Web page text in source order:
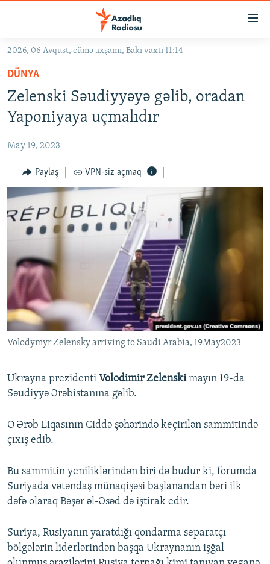
Əsas
qayıt
Əsas
naviqasiyaya
qayıt
#İZAHLA
#ƏSLINDƏ
FƏRQƏ BAX
QANUNI DOĞRU
ARAŞDIRMA
MULTIMEDIA
VIDEO
FOTOQALEREYA
İNFOQRAFIKA
KARIKATURA
RADIO ARXIV
OXU ZALI
AZƏRBAYCAN ƏDƏBIYYATI KITABXANASI
İSLAM VƏ DEMOKRATIYA
İZ - MƏDƏNIYYƏT PROQRAMI
HAQQIMIZDA
MISSIYAMIZ
PEŞƏ ETIKASI VƏ JURNALISTIKA STANDARTLARIMIZ
MATERIALLARIMIZDAN ISTIFADƏ
AZADLIQRADIOSU MOBIL TELEFONUNUZDA
XƏBƏR BÜLLETENLƏRIMIZ
BIZI IZLƏ
RFE/RL-in bütün saytları
2026, 06 Avqust, cümə axşamı, Bakı vaxtı 11:14
DÜNYA
Zelenski Səudiyyəyə gəlib, oradan
Yaponiyaya uçmalıdır
May 19, 2023
Paylaş VPN-siz açmaq
Volodymyr Zelensky arriving to Saudi Arabia, 19May2023
Ukrayna prezidenti Volodimir Zelenskimayın 19-da
Səudiyyə Ərəbistanına gəlib.
O Ərəb Liqasının Ciddə şəhərində keçirilən sammitində
çıxış edib.
Bu sammitin yeniliklərindən biri də budur ki, forumda
Suriyada vətəndaş münaqişəsi başlanandan bəri ilk
dəfə olaraq Bəşər əl-Əsəd də iştirak edir.
Suriya, Rusiyanın yaratdığı qondarma separatçı
bölgələrin liderlərindən başqa Ukraynanın işğal